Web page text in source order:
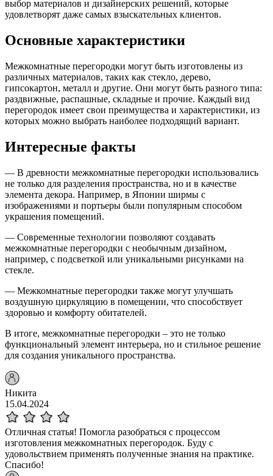
выбор материалов и дизайнерских решений, которые
удовлетворят даже самых взыскательных клиентов.
Основные характеристики
Межкомнатные перегородки могут быть изготовлены из
различных материалов, таких как стекло, дерево,
гипсокартон, металл и другие. Они могут быть разного типа:
раздвижные, распашные, складные и прочие. Каждый вид
перегородок имеет свои преимущества и характеристики, из
которых можно выбрать наиболее подходящий вариант.
Интересные факты
— В древности межкомнатные перегородки использовались
не только для разделения пространства, но и в качестве
элемента декора. Например, в Японии ширмы с
изображениями и портьеры были популярным способом
украшения помещений.
— Современные технологии позволяют создавать
межкомнатные перегородки с необычным дизайном,
например, с подсветкой или уникальными рисунками на
стекле.
— Межкомнатные перегородки также могут улучшать
воздушную циркуляцию в помещении, что способствует
здоровью и комфорту обитателей.
В итоге, межкомнатные перегородки – это не только
функциональный элемент интерьера, но и стильное решение
для создания уникального пространства.
Никита
15.04.2024
Отличная статья! Помогла разобраться с процессом
изготовления межкомнатных перегородок. Буду с
удовольствием применять полученные знания на практике.
Спасибо!